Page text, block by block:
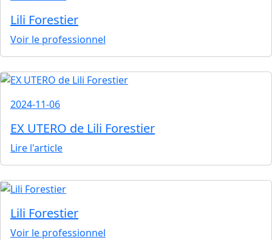
Lili Forestier
Voir le professionnel
2024-11-06
EX UTERO de Lili Forestier
Lire l'article
Lili Forestier
Voir le professionnel